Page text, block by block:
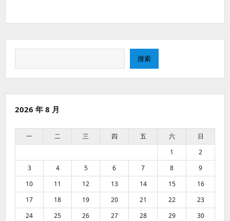
搜索
2026 年 8 月
一 二 三 四 五 六
日
1
2
3
4 5 6 7 8
9
10
11 12 13 14 15
16
17
18 19 20 21 22
23
24
25 26 27 28 29
30